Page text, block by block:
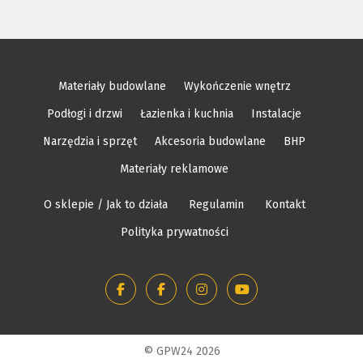
Materiały budowlane
Wykończenie wnętrz
Podłogi i drzwi
Łazienka i kuchnia
Instalacje
Narzędzia i sprzęt
Akcesoria budowlane
BHP
Materiały reklamowe
O sklepie / Jak to działa Regulamin
Kontakt
Polityka prywatności
© GPW24 2026